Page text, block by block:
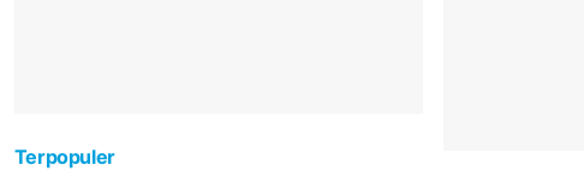
Terpopuler